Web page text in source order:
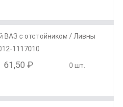
ВАЗ с отстойником / Ливны
1117010
61,50 ₽ 0 шт.